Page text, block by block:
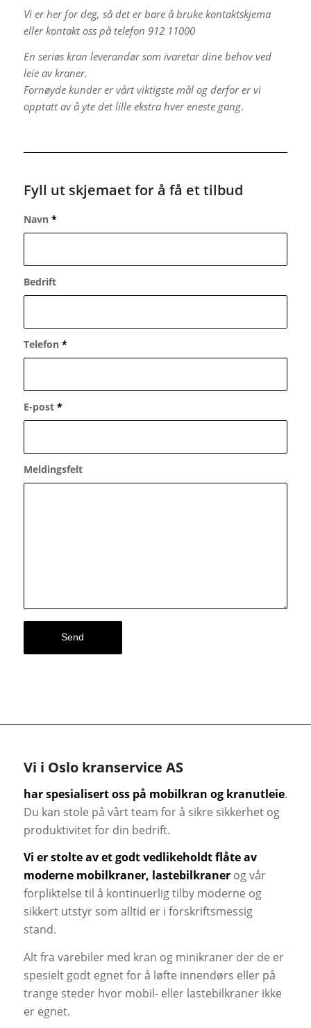
Vi er her for deg, så det er bare å bruke kontaktskjema
eller kontakt oss på telefon 912 11000
En seriøs kran leverandør som ivaretar dine behov ved
leie av kraner.
Fornøyde kunder er vårt viktigste mål og derfor er vi
opptatt av å yte det lille ekstra hver eneste gang.
Fyll ut skjemaet for å få et tilbud
Navn *
Bedrift
Telefon *
E-post *
Meldingsfelt
Vi i Oslo kranservice AS
har spesialisert oss på mobilkran og kranutleie.
Du kan stole på vårt team for å sikre sikkerhet og
produktivitet for din bedrift.
Vi er stolte av et godt vedlikeholdt flåte av
moderne mobilkraner, lastebilkranerog vår
forpliktelse til å kontinuerlig tilby moderne og
sikkert utstyr som alltid er i forskriftsmessig
stand.
Alt fra varebiler med kran og minikraner der de er
spesielt godt egnet for å løfte innendørs eller på
trange steder hvor mobil- eller lastebilkraner ikke
er egnet.